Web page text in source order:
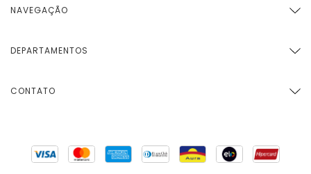
NAVEGAÇÃO
DEPARTAMENTOS
CONTATO